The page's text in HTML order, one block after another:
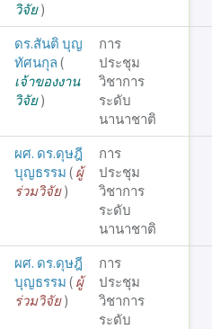
วิจัย)
ดร.สันติ บุญ
ทัศนกุล (
เจ้าของงาน
วิจัย)
การ
ประชุม
วิชาการ
ระดับ
นานาชาติ
ผศ. ดร.ดุษฎี
บุญธรรม ( ผู้
ร่วมวิจัย)
การ
ประชุม
วิชาการ
ระดับ
นานาชาติ
ผศ. ดร.ดุษฎี
บุญธรรม ( ผู้
ร่วมวิจัย)
การ
ประชุม
วิชาการ
ระดับ